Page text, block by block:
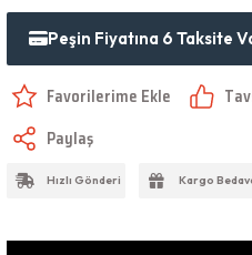
Peşin Fiyatına 6 Taksite
Paylaş
Hızlı Gönderi Kargo